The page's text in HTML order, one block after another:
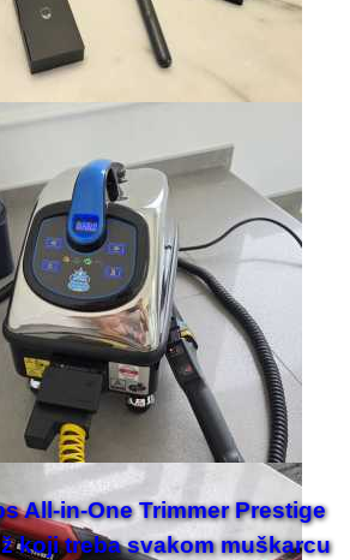
All-in-One Trimmer Prestige
koji treba svakom muškarcu